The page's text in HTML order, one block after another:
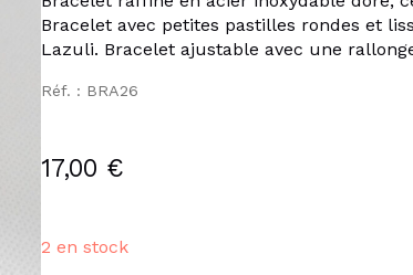
Bracelet avec petites pastilles rondes et
Lazuli. Bracelet ajustable avec une
Réf. : BRA26
17,00 €
2 en stock